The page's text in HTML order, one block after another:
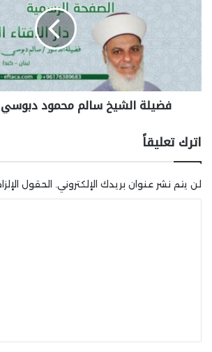
فضيلة الشيخ سالم محمود دبوسي
اترك تعليقاً
لن يتم نشر عنوان بريدك الإلكتروني. الحقول